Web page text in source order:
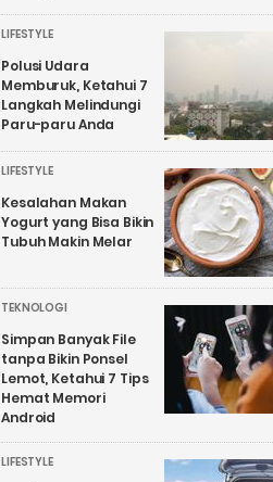
LIFESTYLE
Polusi Udara
Memburuk, Ketahui 7
Langkah Melindungi
Paru-paru Anda
LIFESTYLE
Kesalahan Makan
Yogurt yang Bisa Bikin
Tubuh Makin Melar
TEKNOLOGI
Simpan Banyak File
tanpa Bikin Ponsel
Lemot, Ketahui 7 Tips
Hemat Memori
Android
LIFESTYLE